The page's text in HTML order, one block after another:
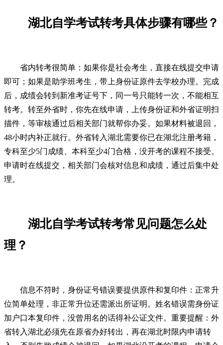
湖北自学考试转考具体步骤有哪些？
省内转考很简单：如果你是社会考生，直接在线提交申请
即可；如果是助学班考生，带上身份证原件去学校办理。完成
后，成绩会转到新准考证号下，同一号只能转一次，不能相互
转考。转至外省时，你先在线申请，上传身份证和外省证明扫
描件，等审核通过后相关部门就帮你办妥。如果材料被退回，
48小时内补正就行。外省转入湖北需要你已在湖北注册考籍，
专科至少5门成绩、本科至少4门合格，没开考的课程不接受。
申请时在线提交，相关部门会核对信息和成绩，通过后集中处
理。
湖北自学考试转考常见问题怎么处
理？
信息不符时，身份证号错误要提供原件和复印件：正常升
位简单处理，非正常升位还需派出所证明。姓名错误需身份证
加户口本复印件，没曾用名的话得补公证文件。重要提醒：外
省转入湖北必须先在原省办好转出，再在湖北时限内申请转